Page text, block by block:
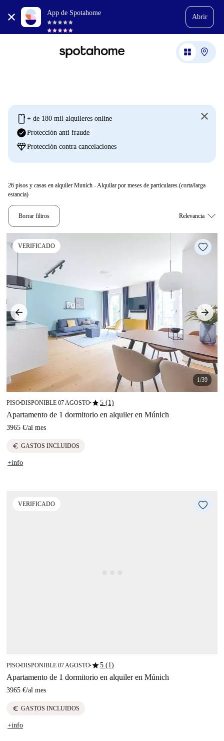
App de Spotahome
Abrir
mobile + de 180 mil alquileres online
check_circleProtección anti fraude
diamondProtección contra cancelaciones
26 pisos y casas en alquiler Munich - Alquilar por meses de particulares (corta/larga
estancia)
Borrar filtros
VERIFICADO
1/39
PISO■DISPONIBLE 07 AGOSTO■star5 (1)
Apartamento de 1 dormitorio en alquiler en Múnich
3965 €/al mes
euro GASTOS INCLUIDOS
+info
VERIFICADO
PISO■DISPONIBLE 07 AGOSTO■star5 (1)
Apartamento de 1 dormitorio en alquiler en Múnich
3965 €/al mes
euro GASTOS INCLUIDOS
+info